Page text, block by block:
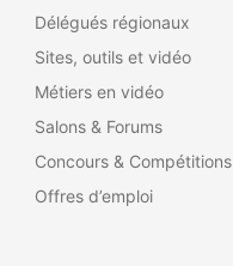
Délégués régionaux
Sites, outils et vidéo
Métiers en vidéo
Salons & Forums
Concours & Compétitions
Offres d’emploi